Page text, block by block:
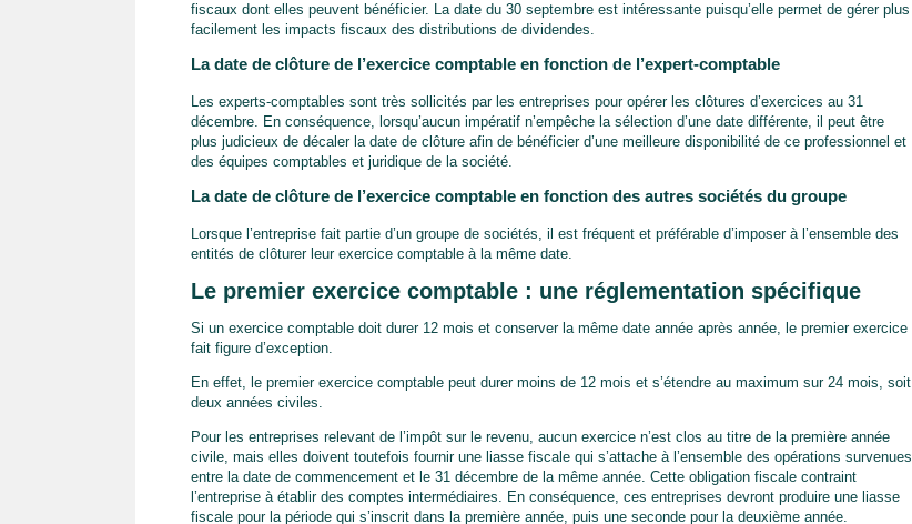
fiscaux dont elles peuvent bénéficier. La date du 30 septembre est intéressante puisqu’elle permet de gérer plus
facilement les impacts fiscaux des distributions de dividendes.
La date de clôture de l’exercice comptable en fonction de l’expert-comptable
Les experts-comptables sont très sollicités par les entreprises pour opérer les clôtures d’exercices au 31
décembre. En conséquence, lorsqu’aucun impératif n’empêche la sélection d’une date différente, il peut être
plus judicieux de décaler la date de clôture afin de bénéficier d’une meilleure disponibilité de ce professionnel et
des équipes comptables et juridique de la société.
La date de clôture de l’exercice comptable en fonction des autres sociétés du groupe
Lorsque l’entreprise fait partie d’un groupe de sociétés, il est fréquent et préférable d’imposer à l’ensemble des
entités de clôturer leur exercice comptable à la même date.
Le premier exercice comptable : une réglementation spécifique
Si un exercice comptable doit durer 12 mois et conserver la même date année après année, le premier exercice
fait figure d’exception.
En effet, le premier exercice comptable peut durer moins de 12 mois et s’étendre au maximum sur 24 mois, soit
deux années civiles.
Pour les entreprises relevant de l’impôt sur le revenu, aucun exercice n’est clos au titre de la première année
civile, mais elles doivent toutefois fournir une liasse fiscale qui s’attache à l’ensemble des opérations survenues
entre la date de commencement et le 31 décembre de la même année. Cette obligation fiscale contraint
l’entreprise à établir des comptes intermédiaires. En conséquence, ces entreprises devront produire une liasse
fiscale pour la période qui s’inscrit dans la première année, puis une seconde pour la deuxième année.